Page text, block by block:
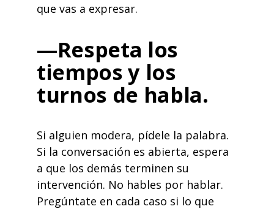
que vas a expresar.
—Respeta los
tiempos y los
turnos de habla.
Si alguien modera, pídele la palabra.
Si la conversación es abierta, espera
a que los demás terminen su
intervención. No hables por hablar.
Pregúntate en cada caso si lo que